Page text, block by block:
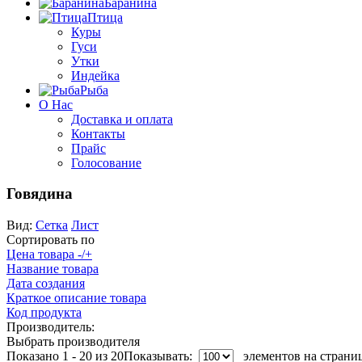
Птица
Куры
Гуси
Утки
Индейка
Рыба
О Нас
Доставка и оплата
Контакты
Прайс
Голосование
Говядина
Вид: Сетка Лист
Сортировать по
Цена товара -/+
Название товара
Дата создания
Краткое описание товара
Код продукта
Производитель:
Выбрать производителя
Показано 1 - 20 из 20Показывать: элементов на